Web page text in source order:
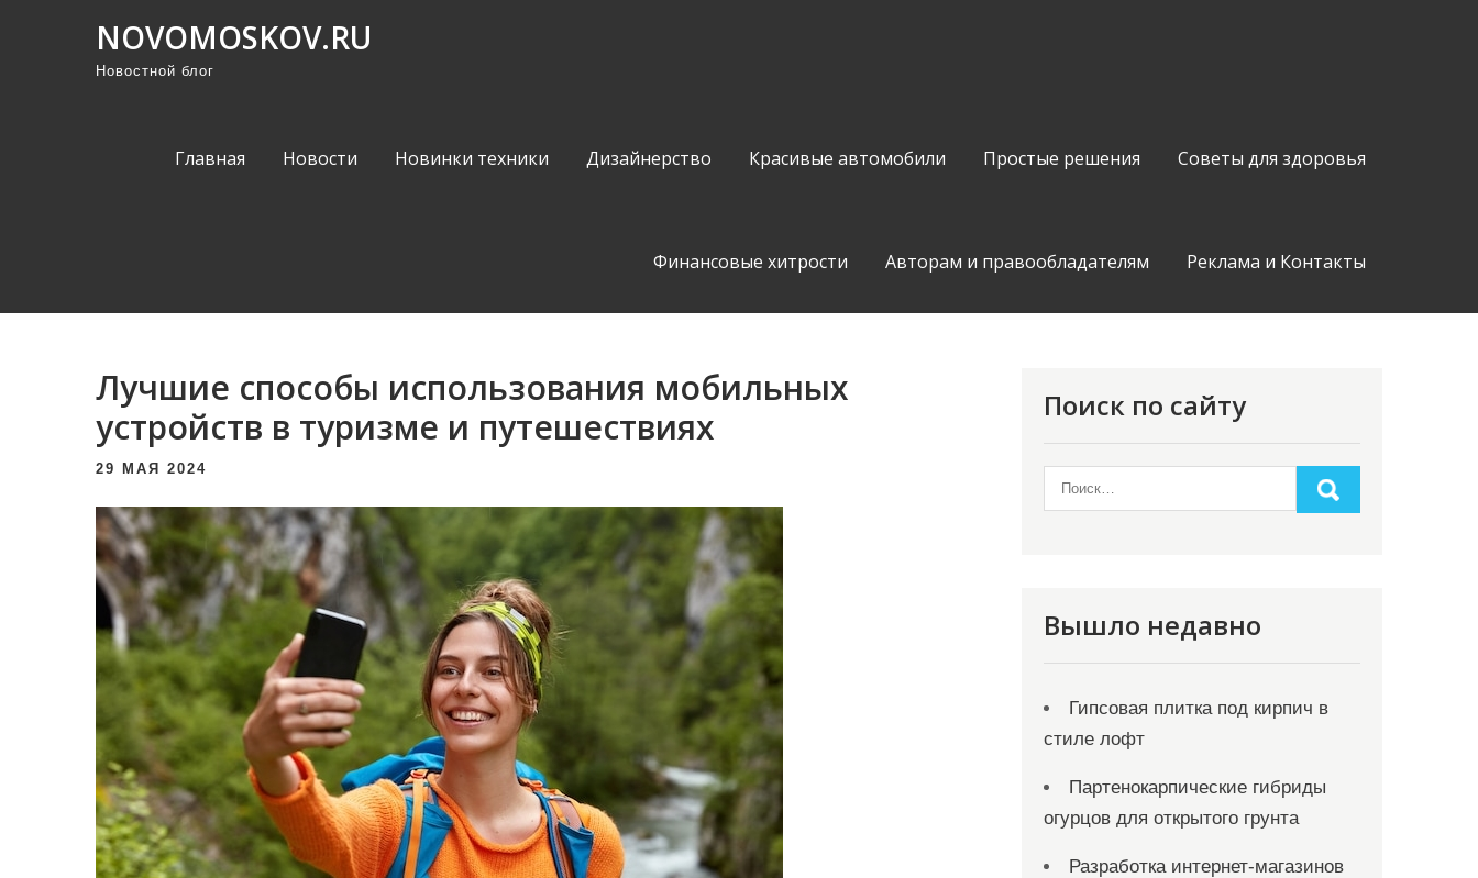
NOVOMOSKOV.RU
Новостной блог
Главная Новости Новинки техники Дизайнерство Красивые автомобили Простые решения Советы для здоровья
Финансовые хитрости Авторам и правообладателям Реклама и Контакты
Лучшие способы использования мобильных
устройств в туризме и путешествиях
29 МАЯ 2024
Поиск по сайту
Вышло недавно
Гипсовая плитка под кирпич в
стиле лофт
Партенокарпические гибриды
огурцов для открытого грунта
Разработка интернет-магазинов